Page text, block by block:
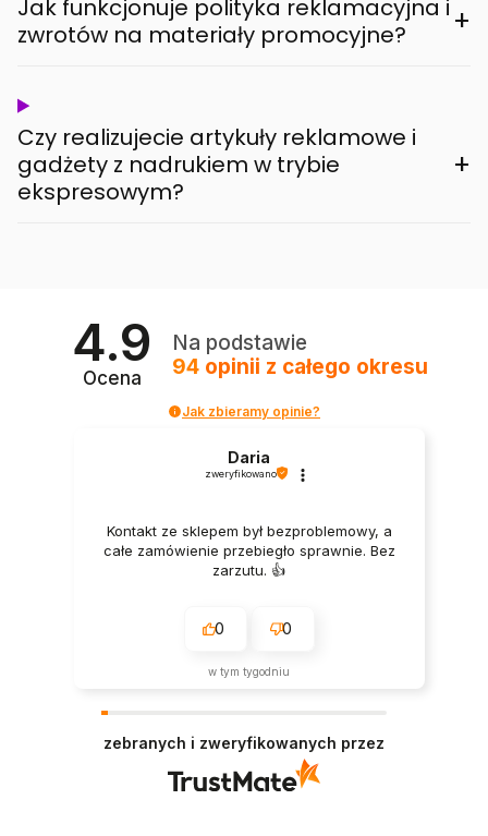
Jak funkcjonuje polityka reklamacyjna i
zwrotów na materiały promocyjne?
+
Czy realizujecie artykuły reklamowe i
gadżety z nadrukiem w trybie
ekspresowym?
+
4.9
Ocena
Na podstawie
94 opinii z całego okresu
Jak zbieramy opinie?
Daria
zweryfikowano
Kontakt ze sklepem był bezproblemowy, a
całe zamówienie przebiegło sprawnie. Bez
zarzutu. 👍️
0 0
w tym tygodniu
zebranych i zweryfikowanych przez